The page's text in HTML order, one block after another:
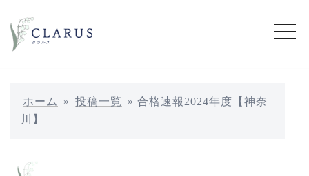
ン
ホーム » 投稿一覧 » 合格速報2024年度【神奈
川】